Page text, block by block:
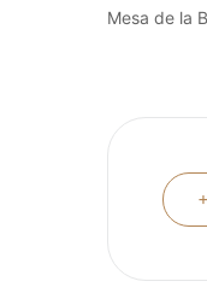
Mesa de la